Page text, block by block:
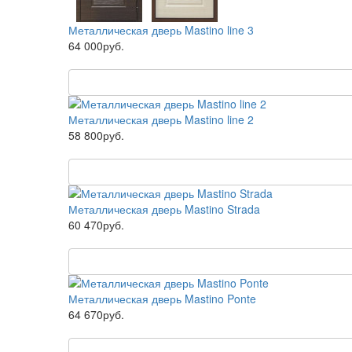
Металлическая дверь Mastino line 3
64 000руб.
Металлическая дверь Mastino line 2
58 800руб.
Металлическая дверь Mastino Strada
60 470руб.
Металлическая дверь Mastino Ponte
64 670руб.